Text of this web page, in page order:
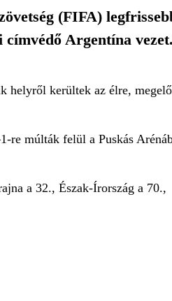
(FIFA)
Argentína vezet.
helyről kerültek az élre,
re múlták felül a Puskás
a 32., Észak-Írország a 70.,